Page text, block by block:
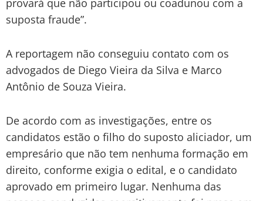
provará que não participou ou coadunou com a
suposta fraude”.
A reportagem não conseguiu contato com os
advogados de Diego Vieira da Silva e Marco
Antônio de Souza Vieira.
De acordo com as investigações, entre os
candidatos estão o filho do suposto aliciador, um
empresário que não tem nenhuma formação em
direito, conforme exigia o edital, e o candidato
aprovado em primeiro lugar. Nenhuma das